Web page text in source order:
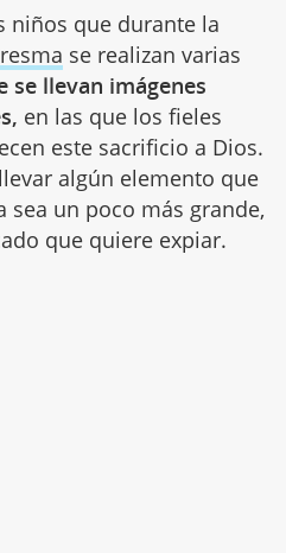
niños que durante la
se realizan varias
se llevan imágenes
en las que los fieles
este sacrificio a Dios.
algún elemento que
sea un poco más grande,
que quiere expiar.